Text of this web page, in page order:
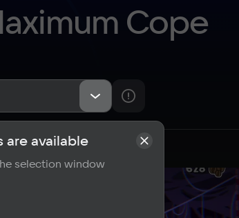
Cope
Reviews
are available
selection window